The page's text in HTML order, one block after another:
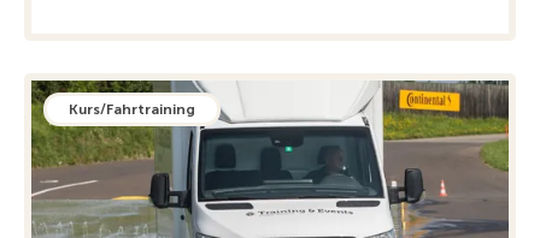
Kurs/Fahrtraining